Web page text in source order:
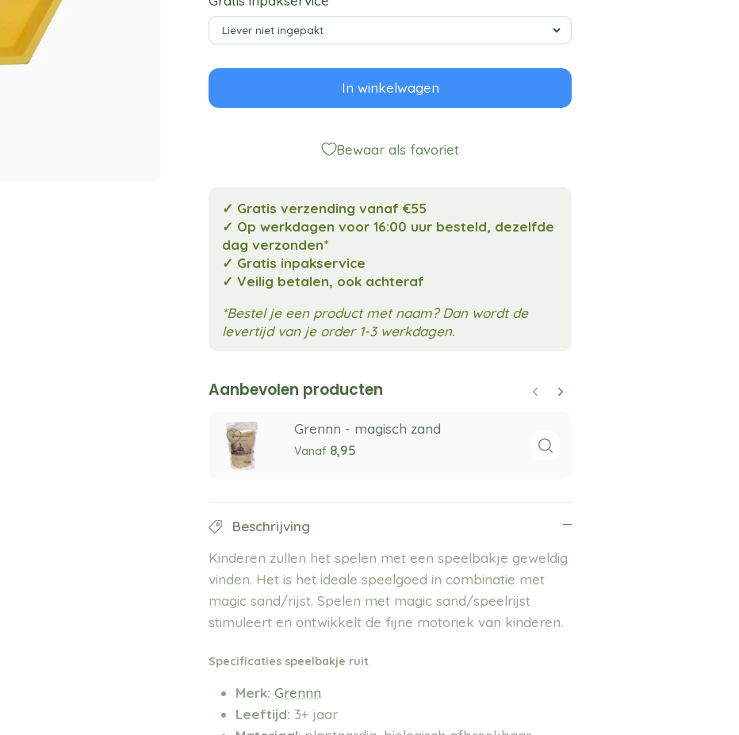
In winkelwagen
Bewaar als favoriet
✓ Gratis verzending vanaf €55
✓ Op werkdagen voor 16:00 uur besteld, dezelfde
dag verzonden*
✓ Gratis inpakservice
✓ Veilig betalen, ook achteraf
*Bestel je een product met naam? Dan wordt de
levertijd van je order 1-3 werkdagen.
Aanbevolen producten
Grennn - magisch zand
Vanaf 8,95
Beschrijving
Kinderen zullen het spelen met een speelbakje geweldig
vinden. Het is het ideale speelgoed in combinatie met
magic sand/rijst. Spelen met magic sand/speelrijst
stimuleert en ontwikkelt de fijne motoriek van kinderen.
Specificaties speelbakje ruit
Merk: Grennn
Leeftijd: 3+ jaar